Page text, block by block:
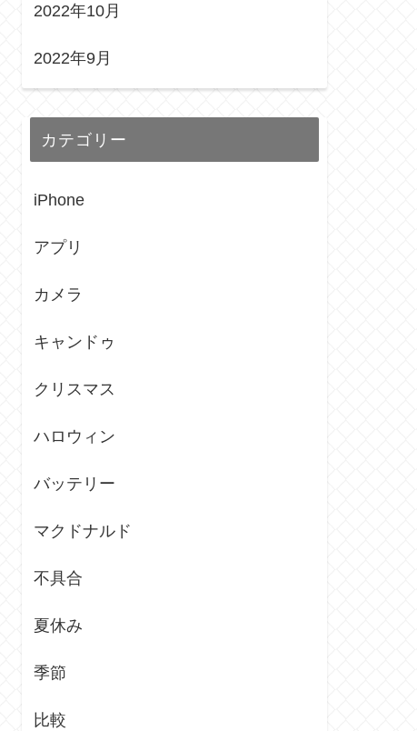
2022年10月
2022年9月
カテゴリー
iPhone
アプリ
カメラ
キャンドゥ
クリスマス
ハロウィン
バッテリー
マクドナルド
不具合
夏休み
季節
比較